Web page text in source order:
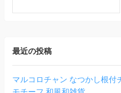
最近の投稿
マルコロチャン なつかし根付